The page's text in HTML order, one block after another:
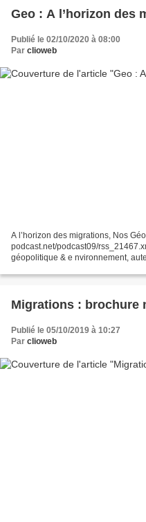
Geo : A l’horizon des
Publié le 02/10/2020 à 08:00
Par clioweb
A l’horizon des migrations, Nos
podcast.net/podcast09/
géopolitique & e nvironnement,
Migrations : brochure
Publié le 05/10/2019 à 10:27
Par clioweb